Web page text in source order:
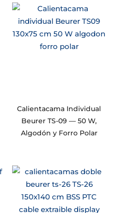
Calientacama Individual
Beurer TS-09 — 50 W,
Algodón y Forro Polar